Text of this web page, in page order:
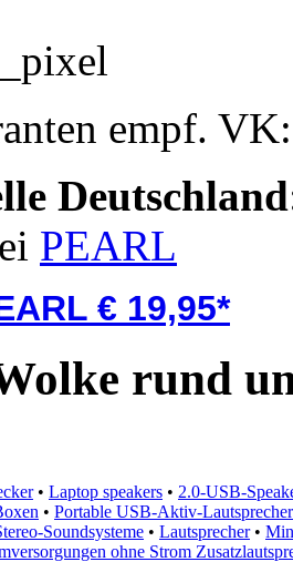
empf.
Deutschland
PEARL
€ 19,95*
rund
• Laptop speakers • 2.0-USB-
• Portable USB-Aktiv-Lautsprecher
Soundsysteme • Lautsprecher•
ohne Strom